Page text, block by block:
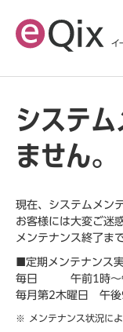
システ
ません。
現在、システムメン
お客様には大変ご迷
メンテナンス終了ま
■定期メンテナンス
毎日 午前1時～
毎月第2木曜日 午後
メンテナンス状況に